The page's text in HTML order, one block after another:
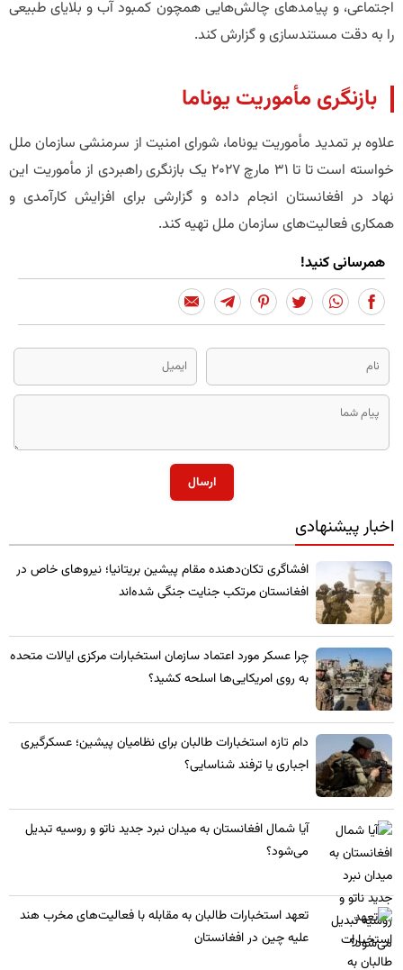
اجتماعی، و پیامدهای چالش‌هایی همچون کمبود آب و بلایای طبیعی
را به دقت مستندسازی و گزارش کند.
بازنگری مأموریت یوناما
علاوه بر تمدید مأموریت یوناما، شورای امنیت از سرمنشی سازمان ملل
خواسته است تا تا 31 مارچ 2027 یک بازنگری راهبردی از مأموریت این
نهاد در افغانستان انجام داده و گزارشی برای افزایش کارآمدی و
همکاری فعالیت‌های سازمان ملل تهیه کند.
همرسانی کنید!
ارسال
اخبار پیشنهادی
​افشاگری تکان‌دهنده مقام پیشین بریتانیا؛ نیروهای خاص در
افغانستان مرتکب جنایت جنگی شده‌اند
چرا عسکر مورد اعتماد سازمان استخبارات مرکزی ایالات متحده
به روی امریکایی‌ها اسلحه کشید؟
​دام تازه استخبارات طالبان برای نظامیان پیشین؛ عسکرگیری
اجباری یا ترفند شناسایی؟
​آیا شمال افغانستان به میدان نبرد جدید ناتو و روسیه تبدیل
می‌شود؟
تعهد استخبارات طالبان به مقابله با فعالیت‌های مخرب هند
علیه چین در افغانستان